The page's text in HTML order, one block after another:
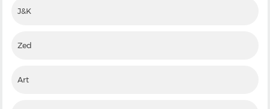
J&K
Zed
Art